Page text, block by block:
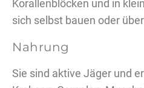
Korallenblöcken und in
sich selbst bauen oder
Nahrung
Sie sind aktive Jäger und